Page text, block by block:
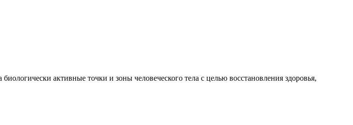
активные точки и зоны человеческого тела с целью восстановления здоровья,